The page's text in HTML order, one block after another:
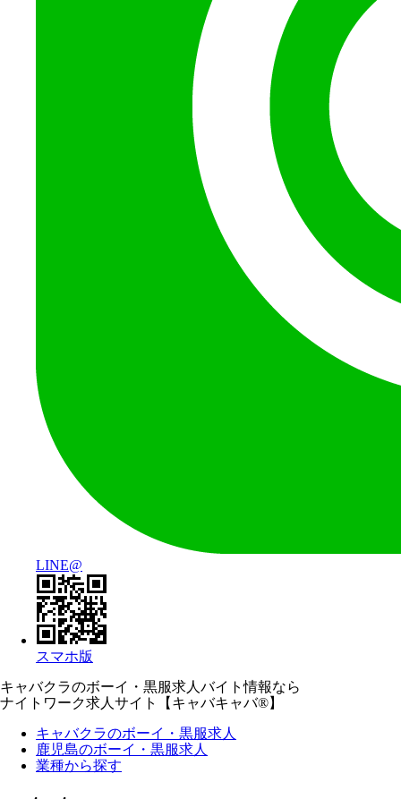
LINE@
スマホ版
キャバクラのボーイ・黒服求人バイト情報なら
ナイトワーク求人サイト【キャバキャバ®】
キャバクラのボーイ・黒服求人
鹿児島のボーイ・黒服求人
業種から探す